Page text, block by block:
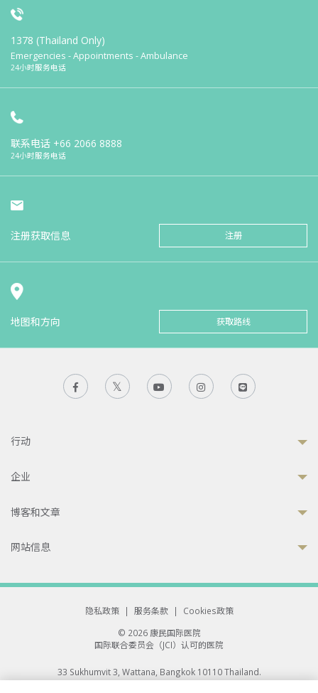
1378 (Thailand Only)
Emergencies - Appointments - Ambulance
24小时服务电话
联系电话 +66 2066 8888
24小时服务电话
注册获取信息 注册
地图和方向 获取路线
行动
企业
博客和文章
网站信息
隐私政策 | 服务条款 |
Cookies政策
© 2026 康民国际医院
国际联合委员会（JCI）认可的医院
33 Sukhumvit 3, Wattana, Bangkok 10110 Thailand.
All rights reserved.